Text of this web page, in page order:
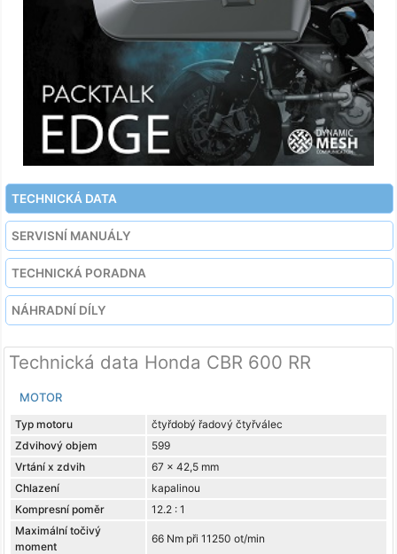
TECHNICKÁ DATA
SERVISNÍ MANUÁLY
TECHNICKÁ PORADNA
NÁHRADNÍ DÍLY
Technická data Honda CBR 600 RR
MOTOR
Typ motoru
čtyřdobý řadový čtyřválec
Zdvihový objem
599
Vrtání x zdvih
67 x 42,5 mm
Chlazení
kapalinou
Kompresní poměr
12.2 : 1
Maximální točivý
moment
66 Nm při 11250 ot/min